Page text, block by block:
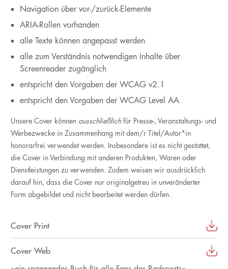
Navigation über vor-/zurück-Elemente
ARIA-Rollen vorhanden
alle Texte können angepasst werden
alle zum Verständnis notwendigen Inhalte über
Screenreader zugänglich
entspricht den Vorgaben der WCAG v2.1
entspricht den Vorgaben der WCAG Level AA
Unsere Cover können ausschließlichfür Presse-, Veranstaltungs- und
Werbezwecke in Zusammenhang mit dem/r Titel/Autor*in
honorarfrei verwendet werden. Insbesondere ist es nicht gestattet,
die Cover in Verbindung mit anderen Produkten, Waren oder
Dienstleistungen zu verwenden. Zudem weisen wir ausdrücklich
darauf hin, dass die Cover nur originalgetreu in unveränderter
Form abgebildet und nicht bearbeitet werden dürfen.
Cover Print
Cover Web